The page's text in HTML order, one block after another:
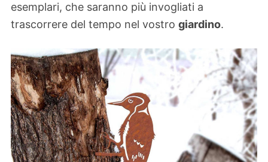
esemplari, che saranno più invogliati a
trascorrere del tempo nel vostro giardino.